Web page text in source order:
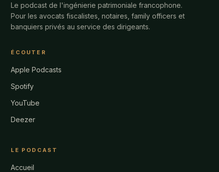
Le podcast de l'ingénierie patrimoniale francophone.
Pour les avocats fiscalistes, notaires, family officers et
banquiers privés au service des dirigeants.
ÉCOUTER
Apple Podcasts
Spotify
YouTube
Deezer
LE PODCAST
Accueil